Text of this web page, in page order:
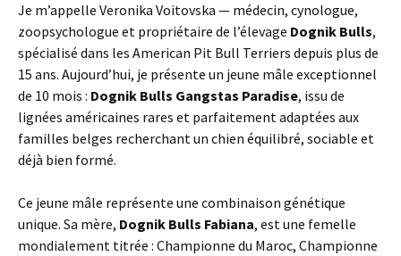
Je m’appelle Veronika Voitovska — médecin, cynologue,
zoopsychologue et propriétaire de l’élevage Dognik Bulls,
spécialisé dans les American Pit Bull Terriers depuis plus de
15 ans. Aujourd’hui, je présente un jeune mâle exceptionnel
de 10 mois : Dognik Bulls Gangstas Paradise, issu de
lignées américaines rares et parfaitement adaptées aux
familles belges recherchant un chien équilibré, sociable et
déjà bien formé.
Ce jeune mâle représente une combinaison génétique
unique. Sa mère, Dognik Bulls Fabiana, est une femelle
mondialement titrée : Championne du Maroc, Championne